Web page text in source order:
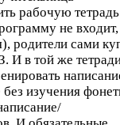
рабочую тетрадь
не входит,
родители сами
И в той же
изучения